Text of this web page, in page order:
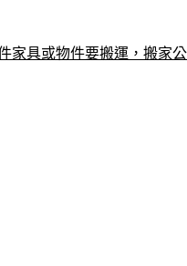
家具或物件要搬運，搬家公